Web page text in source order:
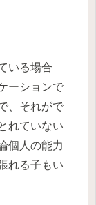
いる場合
ーションで
、それがで
れていない
個人の能力
れる子もい